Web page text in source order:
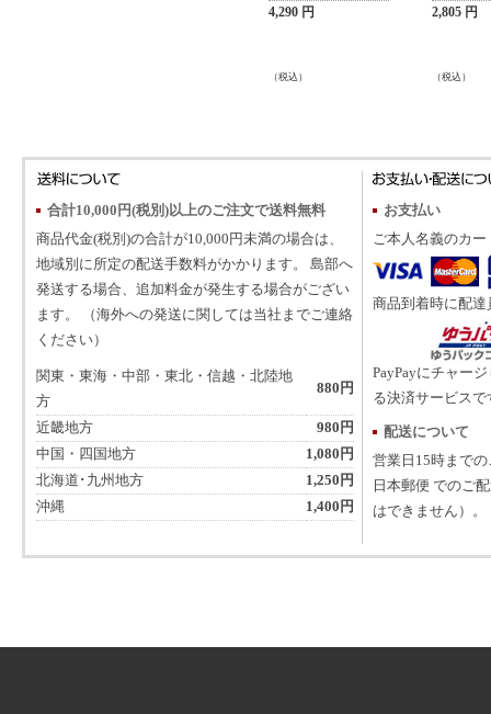
4,290 円
（税込）
2,805 円
（税込）
合計10,000円(税別)以上のご注文で送料無料
商品代金(税別)の合計が10,000円未満の場合は、
地域別に所定の配送手数料がかかります。 島部へ
発送する場合、追加料金が発生する場合がござい
ます。 （海外への発送に関しては当社までご連絡
ください）
関東・東海・中部・東北・信越・北陸地
方
880円
近畿地方
980円
中国・四国地方
1,080円
北海道･九州地方
1,250円
沖縄
1,400円
お支払い
ご本人名義のカ
商品到着時に配
PayPayにチャー
る決済サービスで
配送について
営業日15時まで
日本郵便 でのご
はできません）。